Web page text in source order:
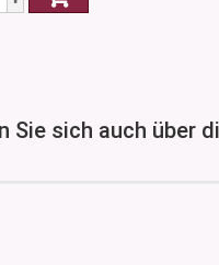
Sie sich auch über